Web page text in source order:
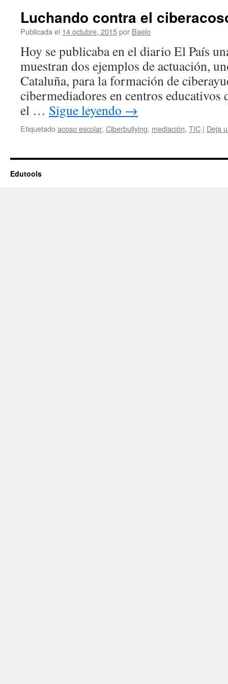
Luchando contra el
Publicada el 14 octubre, 2015por Baelo
Hoy se publicaba en el diario El País
muestran dos ejemplos de actuación,
Cataluña, para la formación de
cibermediadores en centros educativos
el … Sigue leyendo →
Etiquetadoacoso escolar, Ciberbullying, mediación, TIC | Deja
Edutools